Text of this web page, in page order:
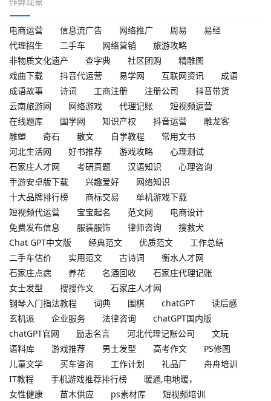
电商运营 信息流广告 网络推广 周易
易经
代理招生
二手车 网络营销
旅游攻略
非物质文化遗产
查字典 社区团购
精雕图
戏曲下载
抖音代运营 易学网 互联网资讯
成语
成语故事
诗词 工商注册 注册公司
抖音带货
云南旅游网
网络游戏 代理记账
短视频运营
在线题库
国学网 知识产权 抖音运营
雕龙客
雕塑
奇石 散文 自学教程
常用文书
河北生活网
好书推荐 游戏攻略
心理测试
石家庄人才网
考研真题 汉语知识
心理咨询
手游安卓版下载
兴趣爱好
网络知识
十大品牌排行榜
商标交易
单机游戏下载
短视频代运营
宝宝起名 范文网
电商设计
免费发布信息
服装服饰 律师咨询
搜救犬
Chat GPT中文版
经典范文 优质范文
工作总结
二手车估价
实用范文 古诗词
衡水人才网
石家庄点痣
养花 名酒回收
石家庄代理记账
女士发型
搜搜作文
石家庄人才网
钢琴入门指法教程
词典 围棋 chatGPT
读后感
玄机派
企业服务 法律咨询
chatGPT国内版
chatGPT官网
励志名言 河北代理记账公司
文玩
语料库
游戏推荐 男士发型 高考作文
PS修图
儿童文学
买车咨询 工作计划 礼品厂
舟舟培训
IT教程
手机游戏推荐排行榜
暖通,电地暖，
女性健康
苗木供应 ps素材库
短视频培训